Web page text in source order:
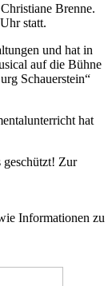
Brenne.
statt.
und hat in
auf die Bühne
Schauerstein“
hat
geschützt! Zur
Informationen zu